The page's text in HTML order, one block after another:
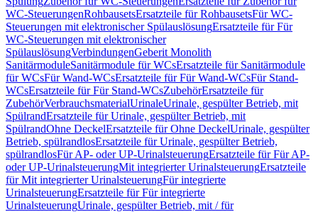
WC-SteuerungenRohbausetsErsatzteile für RohbausetsFür WC-
Steuerungen mit elektronischer SpülauslösungErsatzteile für Für
WC-Steuerungen mit elektronischer
SpülauslösungVerbindungenGeberit Monolith
SanitärmoduleSanitärmodule für WCsErsatzteile für Sanitärmodule
für WCsFür Wand-WCsErsatzteile für Für Wand-WCsFür Stand-
WCsErsatzteile für Für Stand-WCsZubehörErsatzteile für
ZubehörVerbrauchsmaterialUrinaleUrinale, gespülter Betrieb, mit
SpülrandErsatzteile für Urinale, gespülter Betrieb, mit
SpülrandOhne DeckelErsatzteile für Ohne DeckelUrinale, gespülter
Betrieb, spülrandlosErsatzteile für Urinale, gespülter Betrieb,
spülrandlosFür AP- oder UP-UrinalsteuerungErsatzteile für Für AP-
oder UP-UrinalsteuerungMit integrierter UrinalsteuerungErsatzteile
für Mit integrierter UrinalsteuerungFür integrierte
UrinalsteuerungErsatzteile für Für integrierte
UrinalsteuerungUrinale, gespülter Betrieb, mit / für